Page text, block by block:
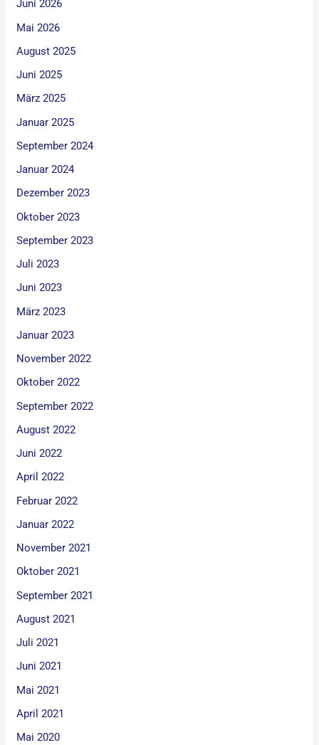
Juni 2026
Mai 2026
August 2025
Juni 2025
März 2025
Januar 2025
September 2024
Januar 2024
Dezember 2023
Oktober 2023
September 2023
Juli 2023
Juni 2023
März 2023
Januar 2023
November 2022
Oktober 2022
September 2022
August 2022
Juni 2022
April 2022
Februar 2022
Januar 2022
November 2021
Oktober 2021
September 2021
August 2021
Juli 2021
Juni 2021
Mai 2021
April 2021
Mai 2020